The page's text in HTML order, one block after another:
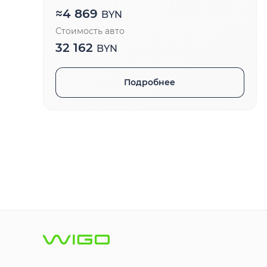
≈4 869 BYN
Стоимость авто
32 162 BYN
Подробнее